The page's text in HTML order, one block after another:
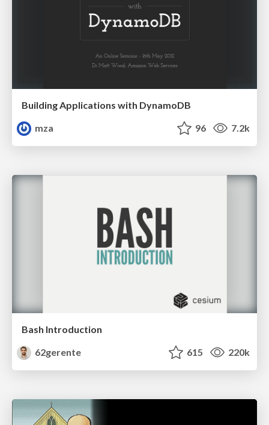
Building Applications with DynamoDB
mza
96 7.2k
Bash Introduction
62gerente
615 220k